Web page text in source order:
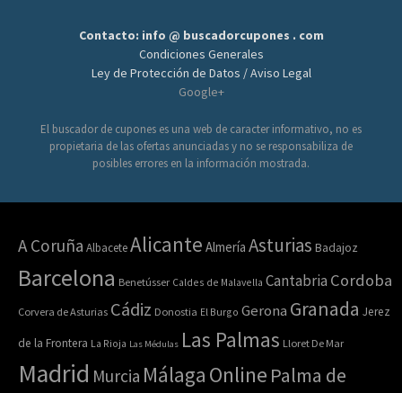
Contacto: info @ buscadorcupones . com
Condiciones Generales
Ley de Protección de Datos / Aviso Legal
Google+
El buscador de cupones es una web de caracter informativo, no es
propietaria de las ofertas anunciadas y no se responsabiliza de
posibles errores en la información mostrada.
A Coruña AlbaceteAlicante Almería Asturias Badajoz
Barcelona Benetússer Caldes de Malavella Cantabria Cordoba
Corvera de Asturias Cádiz Donostia El Burgo Gerona Granada Jerez
de la Frontera La Rioja Las Médulas Las Palmas Lloret De Mar
Madrid Murcia Málaga Online Palma de